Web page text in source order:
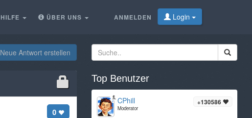
ANMELDEN Login
HILFE ÜBER UNS
Neue Antwort erstellen
0
Top Benutzer
+130586
CPhill
Moderator